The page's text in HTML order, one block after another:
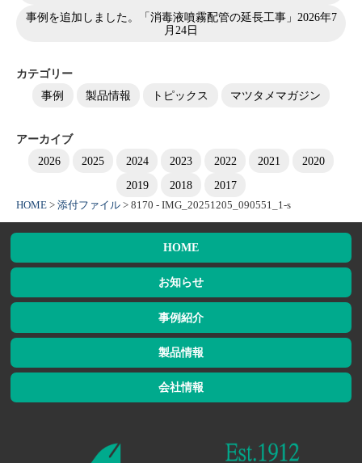
事例を追加しました。「消毒液噴霧配管の延長工事」 2026年7
月24日
カテゴリー
事例
製品情報 トピックス マツタメマガジン
アーカイブ
2026
2025 2024 2023 2022 2021
2020
2019
2018 2017
HOME > 添付ファイル > 8170 - IMG_20251205_090551_1-s
HOME
お知らせ
事例紹介
製品情報
会社情報